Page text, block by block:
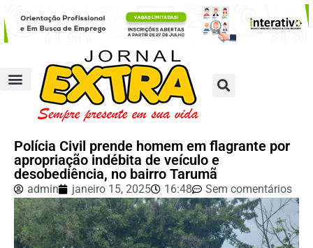
Polícia Civil prende homem em flagrante por
apropriação indébita de veículo e
desobediência, no bairro Tarumã
admin janeiro 15, 2025 16:48 Sem comentários